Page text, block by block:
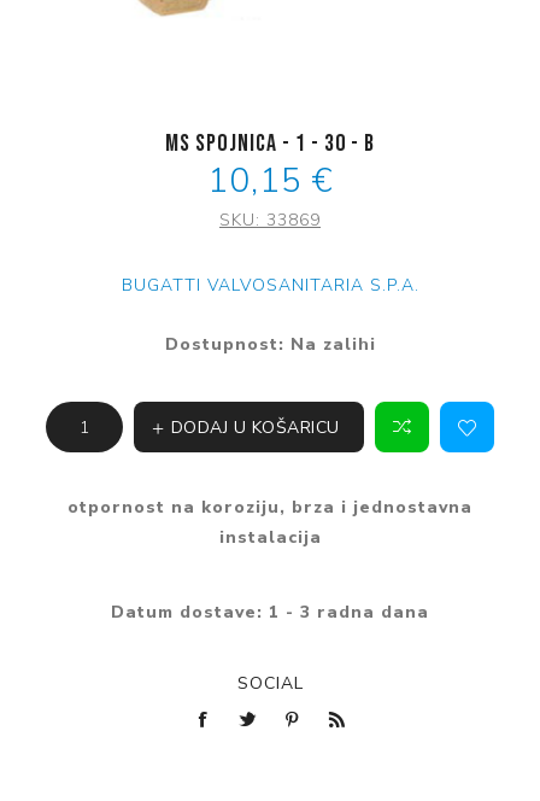
MS Spojnica - 1 - 30 - B
10,15 €
SKU: 33869
BUGATTI VALVOSANITARIA S.P.A.
Dostupnost: Na zalihi
DODAJ U KOŠARICU
otpornost na koroziju, brza i jednostavna
instalacija
Datum dostave: 1 - 3 radna dana
SOCIAL